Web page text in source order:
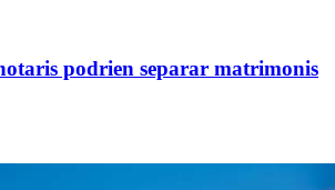
podrien separar matrimonis